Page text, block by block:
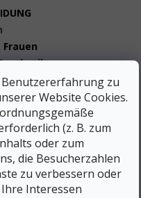
zu
Website Cookies.
(z. B. zum
oder zum
die Besucherzahlen
zu verbessern oder
Interessen
Frauen
34 % Nylon, 2 %